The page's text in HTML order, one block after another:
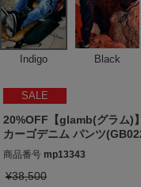
Indigo Black
SALE
20%OFF【glamb(グラム)
カーゴデニム パンツ
商品番号 mp13343
¥38,500